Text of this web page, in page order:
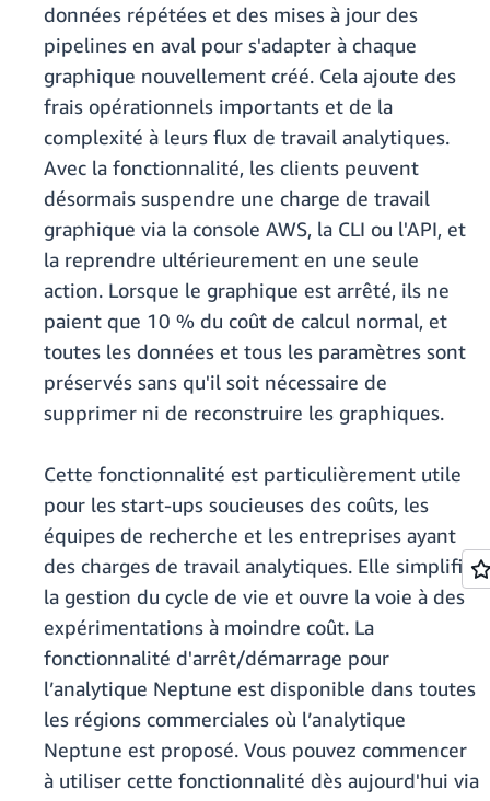
données répétées et des mises à jour des
pipelines en aval pour s'adapter à chaque
graphique nouvellement créé. Cela ajoute des
frais opérationnels importants et de la
complexité à leurs flux de travail analytiques.
Avec la fonctionnalité, les clients peuvent
désormais suspendre une charge de travail
graphique via la console AWS, la CLI ou l'API, et
la reprendre ultérieurement en une seule
action. Lorsque le graphique est arrêté, ils ne
paient que 10 % du coût de calcul normal, et
toutes les données et tous les paramètres sont
préservés sans qu'il soit nécessaire de
supprimer ni de reconstruire les graphiques.
Cette fonctionnalité est particulièrement utile
pour les start-ups soucieuses des coûts, les
équipes de recherche et les entreprises ayant
des charges de travail analytiques. Elle simplifie
la gestion du cycle de vie et ouvre la voie à des
expérimentations à moindre coût. La
fonctionnalité d'arrêt/démarrage pour
l’analytique Neptune est disponible dans toutes
les régions commerciales où l’analytique
Neptune est proposé. Vous pouvez commencer
à utiliser cette fonctionnalité dès aujourd'hui via